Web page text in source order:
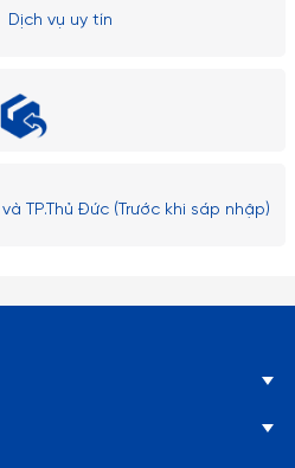
Dịch vụ uy tín
TP.Thủ Đức (Trước khi sáp nhập)